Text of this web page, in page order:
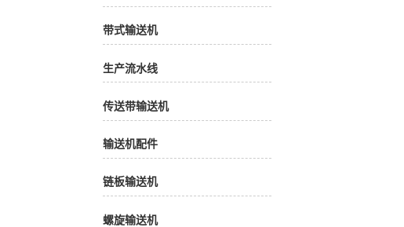
带式输送机
生产流水线
传送带输送机
输送机配件
链板输送机
螺旋输送机